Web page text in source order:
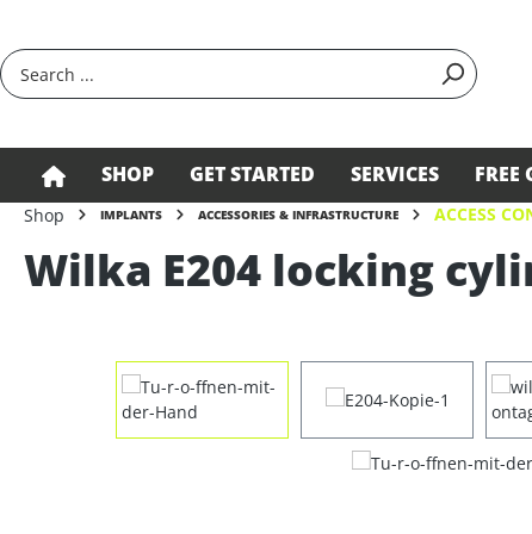
SHOP GET STARTED SERVICES FREE
Shop IMPLANTS ACCESSORIES & INFRASTRUCTURE ACCESS
Wilka E204 locking
Skip image gallery